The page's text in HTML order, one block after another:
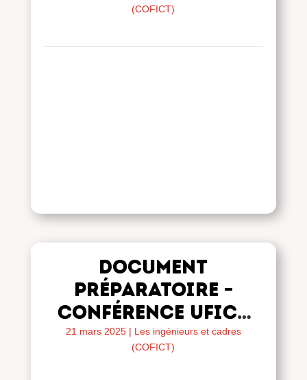
(COFICT)
Document
préparatoire –
Conférence UFICT
2020
21 mars 2025| Les ingénieurs et cadres
(COFICT)